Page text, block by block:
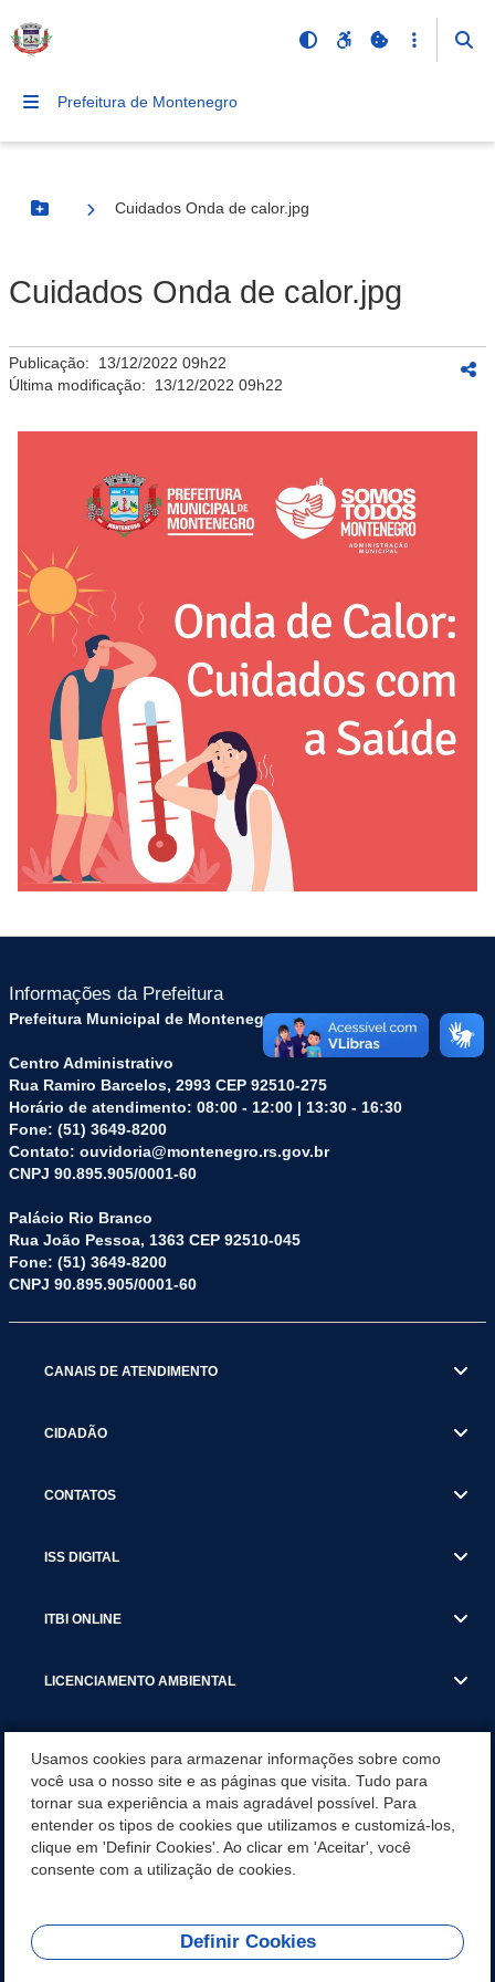
Prefeitura de Montenegro
Botão Menu
Cuidados Onda de calor.jpg
Cuidados Onda de calor.jpg
Publicação: 13/12/2022 09h22
Última modificação: 13/12/2022 09h22
Informações da Prefeitura
Prefeitura Municipal de Montenegro (RS)
Centro Administrativo
Rua Ramiro Barcelos, 2993 CEP 92510-275
Horário de atendimento: 08:00 - 12:00 | 13:30 - 16:30
Fone: (51) 3649-8200
Contato: ouvidoria@montenegro.rs.gov.br
CNPJ 90.895.905/0001-60
Palácio Rio Branco
Rua João Pessoa, 1363 CEP 92510-045
Fone: (51) 3649-8200
CNPJ 90.895.905/0001-60
CANAIS DE ATENDIMENTO
CIDADÃO
CONTATOS
ISS DIGITAL
ITBI ONLINE
LICENCIAMENTO AMBIENTAL
SERVIÇOS
SERVIÇOS DO DEPARTAMENTO DE RECEITA MUNICIPAL
REDES SOCIAIS
Usamos cookies para armazenar informações sobre como
você usa o nosso site e as páginas que visita. Tudo para
tornar sua experiência a mais agradável possível. Para
entender os tipos de cookies que utilizamos e customizá-los,
clique em 'Definir Cookies'. Ao clicar em 'Aceitar', você
consente com a utilização de cookies.
Definir Cookies